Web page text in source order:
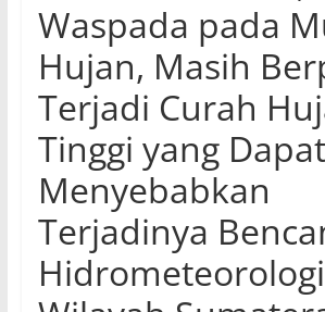
Waspada pada
Hujan, Masih
Terjadi Curah
Tinggi yang Dapat
Menyebabkan
Terjadinya